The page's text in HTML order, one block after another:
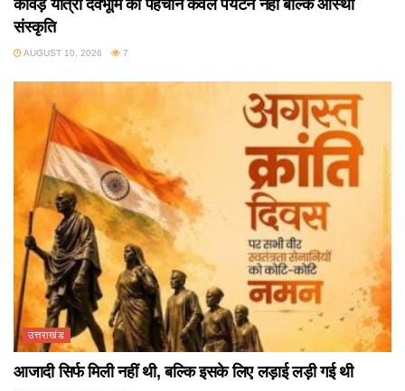
कांवड़ यात्रा देवभूमि की पहचान केवल पर्यटन नहीं बल्कि आस्था
संस्कृति
AUGUST 10, 2026 7
उत्तराखंड
आजादी सिर्फ मिली नहीं थी, बल्कि इसके लिए लड़ाई लड़ी गई थी